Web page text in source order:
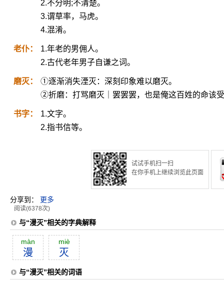
2.不分明;不清楚。
3.谓草率，马虎。
4.混淆。
老仆：
1.年老的男佣人。
2.古代老年男子自谦之词。
磨灭：
①逐渐消失湮灭：深刻印象难以磨灭。
②折磨：打骂磨灭｜罢罢罢，也是俺这百姓的命该
书字：
1.文字。
2.指书信等。
试试手机扫一扫
在你手机上继续浏览此页面
分享到： 更多
阅读(6378次)
与“漫灭”相关的字典解释
màn
漫
miè
灭
与“漫灭”相关的词语